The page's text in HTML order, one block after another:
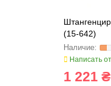
(15-642)
Написать
1 221 ₴